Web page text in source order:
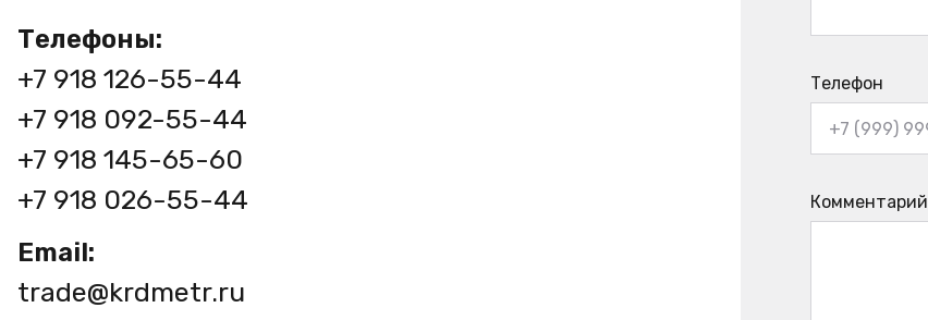
Телефоны:
+7 918 126-55-44
+7 918 092-55-44
+7 918 145-65-60
+7 918 026-55-44
Email:
trade@krdmetr.ru
Телефон
Комментарий